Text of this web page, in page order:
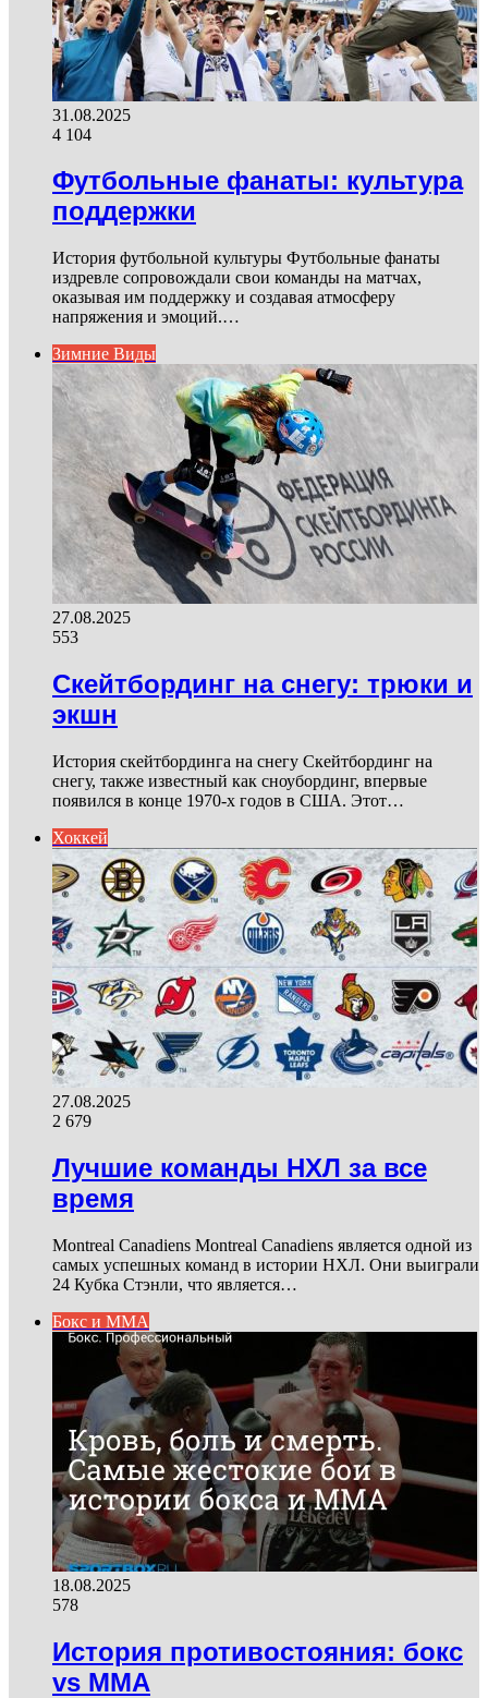
31.08.2025
4 104
Футбольные фанаты: культура
поддержки
История футбольной культуры Футбольные фанаты
издревле сопровождали свои команды на матчах,
оказывая им поддержку и создавая атмосферу
напряжения и эмоций.…
Зимние Виды
27.08.2025
553
Скейтбординг на снегу: трюки и
экшн
История скейтбординга на снегу Скейтбординг на
снегу, также известный как сноубординг, впервые
появился в конце 1970-х годов в США. Этот…
Хоккей
27.08.2025
2 679
Лучшие команды НХЛ за все
время
Montreal Canadiens Montreal Canadiens является одной из
самых успешных команд в истории НХЛ. Они выиграли
24 Кубка Стэнли, что является…
Бокс и ММА
18.08.2025
578
История противостояния: бокс
vs ММА